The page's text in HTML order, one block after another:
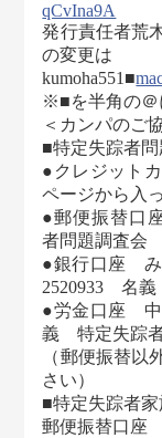
qCvIna9A
発行責任者荒
の変更は
kumoha551■
※■を半角の＠
＜カンパのご
■特定失踪者
●クレジット
ページから入
●郵便振替口
者問題調査会
●銀行口座
2520933 名
●労金口座
義 特定失踪
（郵便振替以
さい）
■特定失踪者
郵便振替口座